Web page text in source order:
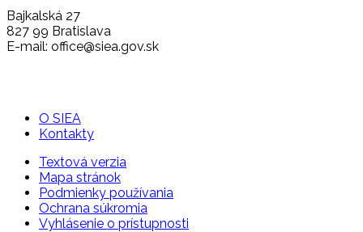
Bajkalská 27
827 99 Bratislava
E-mail: office@siea.gov.sk
O SIEA
Kontakty
Textová verzia
Mapa stránok
Podmienky používania
Ochrana súkromia
Vyhlásenie o prístupnosti